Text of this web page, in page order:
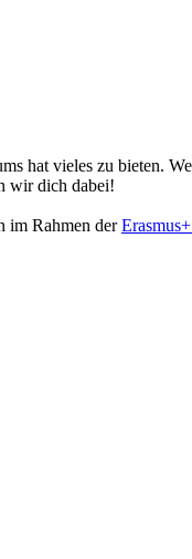
hat vieles zu bieten.
wir dich dabei!
im Rahmen der